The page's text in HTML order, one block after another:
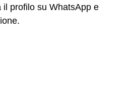
il profilo su WhatsApp e